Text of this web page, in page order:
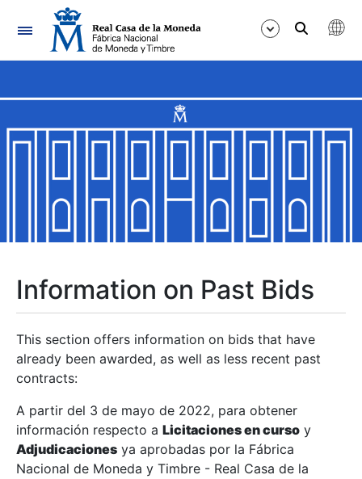
Navigation
Show/Hide
Show/Hide
Show/Hide
Show/Hide
Show/Hide
Information on Past Bids
This section offers information on bids that have
already been awarded, as well as less recent past
contracts:
A partir del 3 de mayo de 2022, para obtener
información respecto a Licitaciones en curso y
Adjudicaciones ya aprobadas por la Fábrica
Nacional de Moneda y Timbre - Real Casa de la